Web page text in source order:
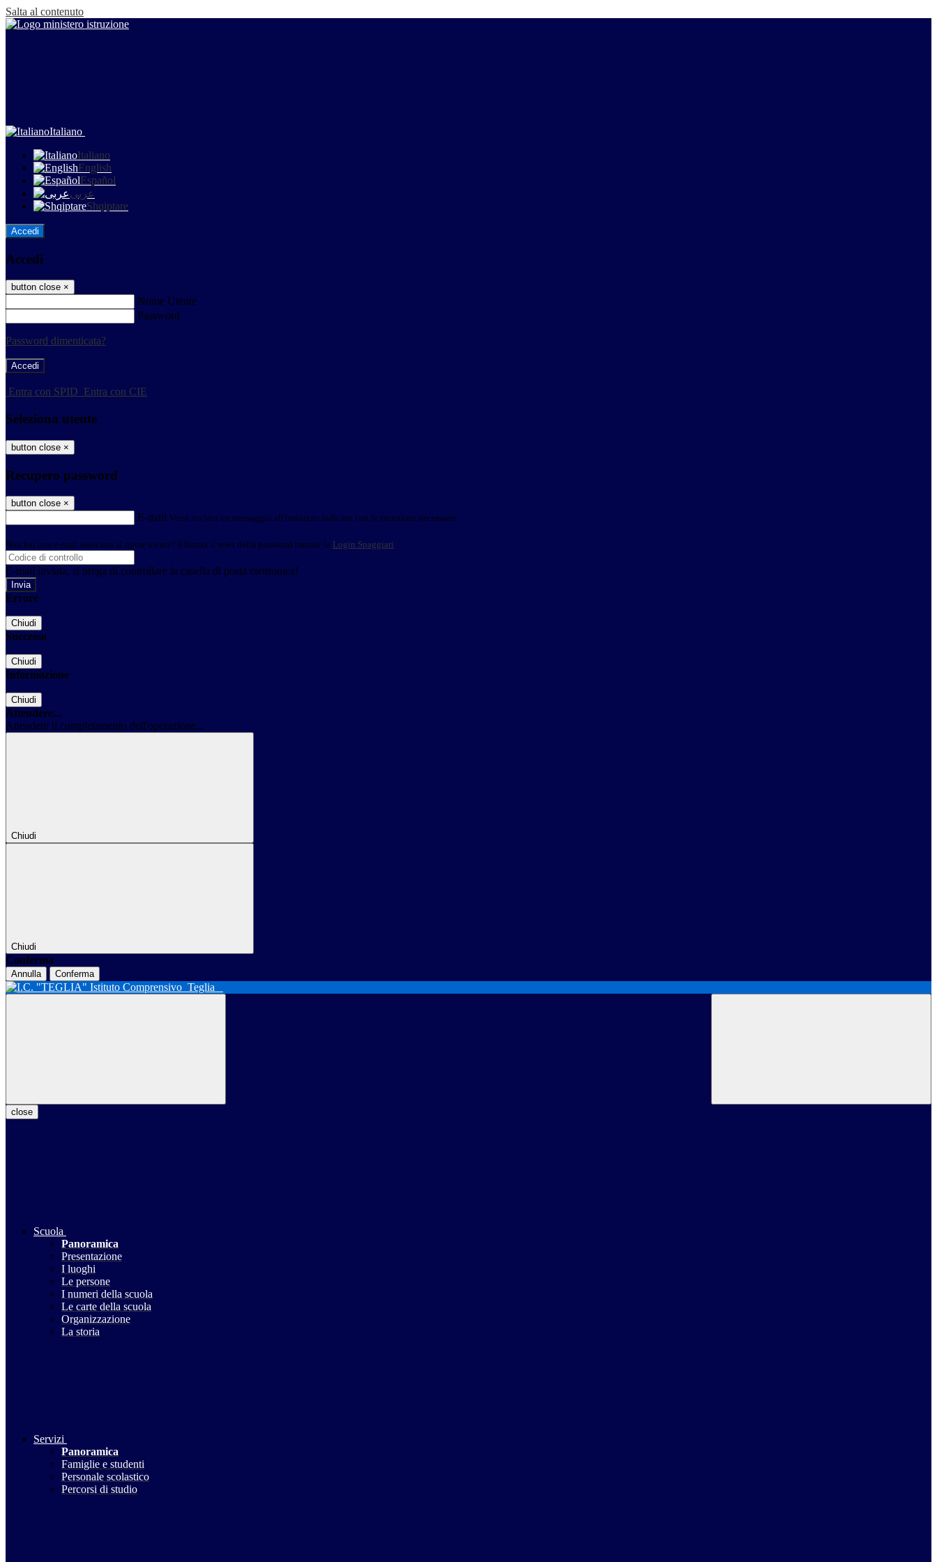
Salta al contenuto
Italiano
Italiano
English
Español
عربى
Shqiptare
Accedi
Accedi
button close ×
Nome Utente
Password
Password dimenticata?
-
Entra con SPID Entra con CIE
Seleziona utente
button close ×
Recupero password
button close ×
E-mail Verrà inviato un messaggio all'indirizzo indicato con le istruzioni necessarie.
Non hai una e-mail associata al nome utente? Effettua il reset della password tramite la Login Spaggiari
E-mail inviata, si prega di controllare la casella di posta elettronica!
Errore
Chiudi
Successo
Chiudi
Informazione
Chiudi
Attendere...
Attendere il completamento dell'operazione...
Chiudi
Chiudi
Conferma
Annulla Conferma
Istituto Comprensivo Teglia
close
Scuola
Panoramica
Presentazione
I luoghi
Le persone
I numeri della scuola
Le carte della scuola
Organizzazione
La storia
Servizi
Panoramica
Famiglie e studenti
Personale scolastico
Percorsi di studio